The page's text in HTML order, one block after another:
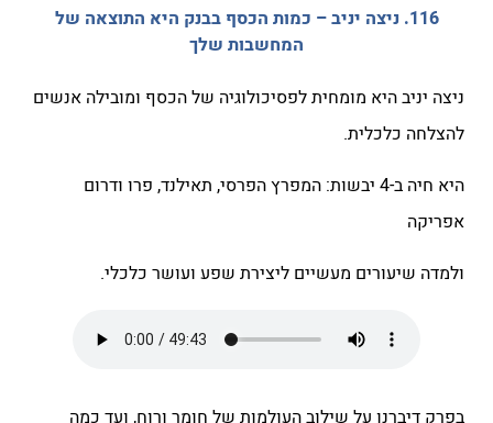
116. ניצה יניב – כמות הכסף בבנק היא התוצאה של
המחשבות שלך
ניצה יניב היא מומחית לפסיכולוגיה של הכסף ומובילה אנשים
להצלחה כלכלית.
היא חיה ב-4 יבשות: המפרץ הפרסי, תאילנד, פרו ודרום
אפריקה
ולמדה שיעורים מעשיים ליצירת שפע ועושר כלכלי.